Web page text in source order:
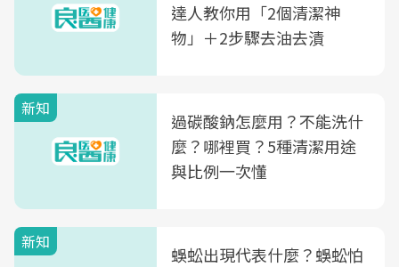
達人教你用「2個清潔神
物」＋2步驟去油去漬
新知
過碳酸鈉怎麼用？不能洗什
麼？哪裡買？5種清潔用途
與比例一次懂
新知
蜈蚣出現代表什麼？蜈蚣怕